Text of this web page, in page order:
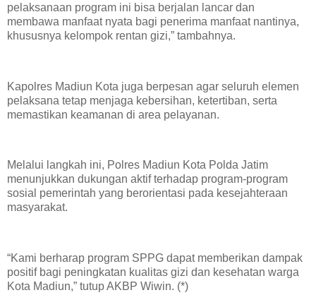
pelaksanaan program ini bisa berjalan lancar dan
membawa manfaat nyata bagi penerima manfaat nantinya,
khususnya kelompok rentan gizi,” tambahnya.
Kapolres Madiun Kota juga berpesan agar seluruh elemen
pelaksana tetap menjaga kebersihan, ketertiban, serta
memastikan keamanan di area pelayanan.
Melalui langkah ini, Polres Madiun Kota Polda Jatim
menunjukkan dukungan aktif terhadap program-program
sosial pemerintah yang berorientasi pada kesejahteraan
masyarakat.
“Kami berharap program SPPG dapat memberikan dampak
positif bagi peningkatan kualitas gizi dan kesehatan warga
Kota Madiun,” tutup AKBP Wiwin. (*)